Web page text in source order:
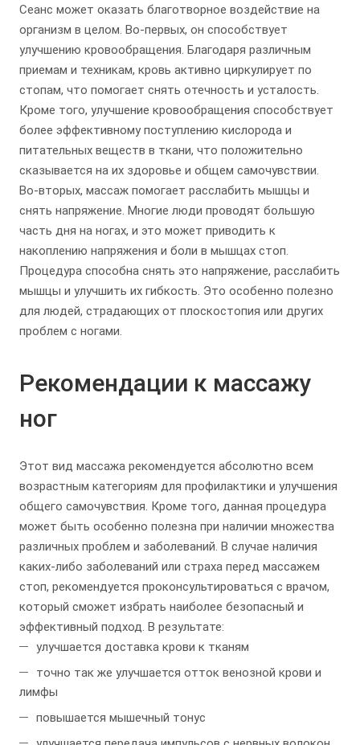
Сеанс может оказать благотворное воздействие на
организм в целом. Во-первых, он способствует
улучшению кровообращения. Благодаря различным
приемам и техникам, кровь активно циркулирует по
стопам, что помогает снять отечность и усталость.
Кроме того, улучшение кровообращения способствует
более эффективному поступлению кислорода и
питательных веществ в ткани, что положительно
сказывается на их здоровье и общем самочувствии.
Во-вторых, массаж помогает расслабить мышцы и
снять напряжение. Многие люди проводят большую
часть дня на ногах, и это может приводить к
накоплению напряжения и боли в мышцах стоп.
Процедура способна снять это напряжение, расслабить
мышцы и улучшить их гибкость. Это особенно полезно
для людей, страдающих от плоскостопия или других
проблем с ногами.
Рекомендации к массажу
ног
Этот вид массажа рекомендуется абсолютно всем
возрастным категориям для профилактики и улучшения
общего самочувствия. Кроме того, данная процедура
может быть особенно полезна при наличии множества
различных проблем и заболеваний. В случае наличия
каких-либо заболеваний или страха перед массажем
стоп, рекомендуется проконсультироваться с врачом,
который сможет избрать наиболее безопасный и
эффективный подход. В результате:
улучшается доставка крови к тканям
точно так же улучшается отток венозной крови и
лимфы
повышается мышечный тонус